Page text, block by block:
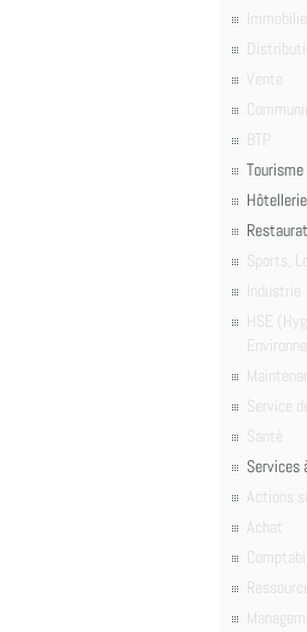
Vente
BTP
Sports,
Industrie
HSE
Service
Santé
Services
Actions
Achat